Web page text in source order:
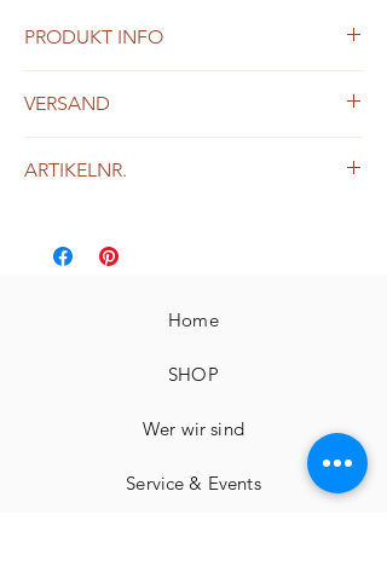
PRODUKT INFO
Kleine Mängel oder Farbunebenheiten
sind nicht als Mangel anzusehen,
sondern als natürliches Merkmal des
Leders
VERSAND
Versand innerhalb Österreichs und
ARTIKELNR.
Home
SHOP
Wer wir sind
Service & Events